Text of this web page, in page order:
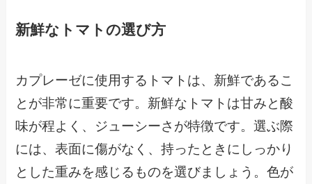
新鮮なトマトの選び方
カプレーゼに使用するトマトは、新鮮であるこ
とが非常に重要です。新鮮なトマトは甘みと酸
味が程よく、ジューシーさが特徴です。選ぶ際
には、表面に傷がなく、持ったときにしっかり
とした重みを感じるものを選びましょう。色が